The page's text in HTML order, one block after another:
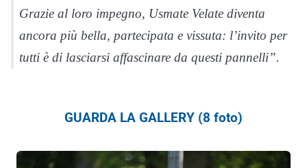
Grazie al loro impegno, Usmate Velate diventa
ancora più bella, partecipata e vissuta: l’invito per
tutti è di lasciarsi affascinare da questi pannelli”.
GUARDA LA GALLERY (8 foto)